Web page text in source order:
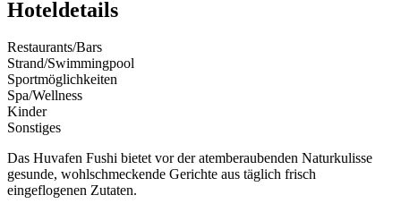
Hoteldetails
Restaurants/Bars
Strand/Swimmingpool
Sportmöglichkeiten
Spa/Wellness
Kinder
Sonstiges
Das Huvafen Fushi bietet vor der atemberaubenden Naturkulisse
gesunde, wohlschmeckende Gerichte aus täglich frisch
eingeflogenen Zutaten.